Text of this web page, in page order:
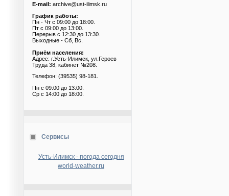
E-mail: archive@ust-ilimsk.ru
График работы:
Пн - Чт с 09:00 до 18:00.
Пт с 09:00 до 13:00.
Перерыв с 12:30 до 13:30.
Выходные - Сб, Вс.
Приём населения:
Адрес: г.Усть-Илимск, ул.Героев
Труда 38, кабинет №208.
Телефон: (39535) 98-181.
Пн с 09:00 до 13:00.
Ср с 14:00 до 18:00.
Сервисы
Усть-Илимск - погода сегодня
world-weather.ru